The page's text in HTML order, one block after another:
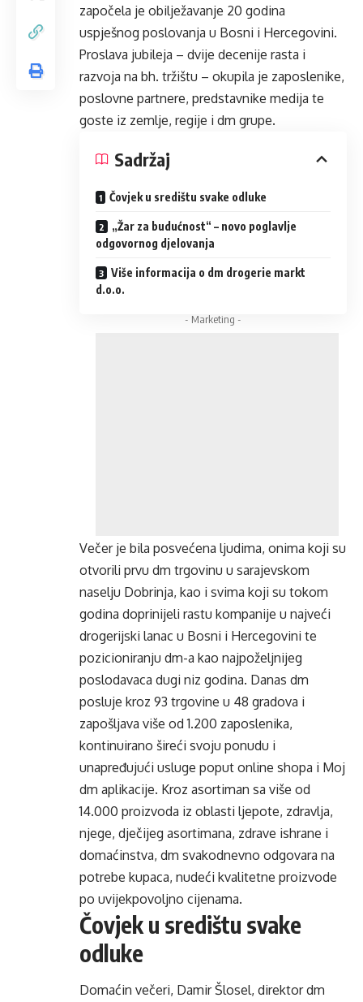
započela je obilježavanje 20 godina
uspješnog poslovanja u Bosni i Hercegovini.
Proslava jubileja – dvije decenije rasta i
razvoja na bh. tržištu – okupila je zaposlenike,
poslovne partnere, predstavnike medija te
goste iz zemlje, regije i dm grupe.
Sadržaj
Čovjek u središtu svake odluke
„Žar za budućnost“ – novo poglavlje
odgovornog djelovanja
Više informacija o dm drogerie markt
d.o.o.
- Marketing -
Večer je bila posvećena ljudima, onima koji su
otvorili prvu dm trgovinu u sarajevskom
naselju Dobrinja, kao i svima koji su tokom
godina doprinijeli rastu kompanije u najveći
drogerijski lanac u Bosni i Hercegovini te
pozicioniranju dm-a kao najpoželjnijeg
poslodavaca dugi niz godina. Danas dm
posluje kroz 93 trgovine u 48 gradova i
zapošljava više od 1.200 zaposlenika,
kontinuirano šireći svoju ponudu i
unapređujući usluge poput online shopa i Moj
dm aplikacije. Kroz asortiman sa više od
14.000 proizvoda iz oblasti ljepote, zdravlja,
njege, dječijeg asortimana, zdrave ishrane i
domaćinstva, dm svakodnevno odgovara na
potrebe kupaca, nudeći kvalitetne proizvode
po uvijekpovoljno cijenama.
Čovjek u središtu svake
odluke
Domaćin večeri, Damir Šlosel, direktor dm